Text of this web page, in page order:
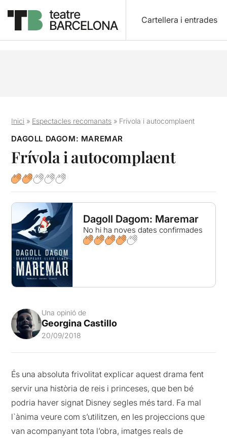
Cartellera i entrades
Inici » Espectacles recomanats » Frívola i autocomplaent
DAGOLL DAGOM: MAREMAR
Frívola i autocomplaent
Dagoll Dagom: Maremar
No hi ha noves dates confirmades
Una opinió de
Georgina Castillo
20/09/2018
És una absoluta frivolitat explicar aquest drama fent
servir una història de reis i princeses, que ben bé
podria haver signat Disney segles més tard. Fa mal
l`ànima veure com s’utilitzen, en les projeccions que
van acompanyant tota l’obra, imatges reals de